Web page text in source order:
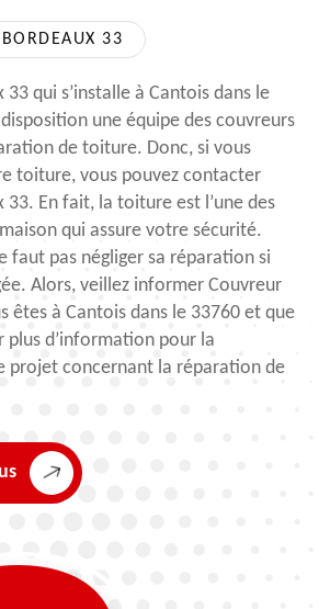
33
qui s’installe à Cantois dans le
une équipe des couvreurs
de toiture. Donc, si vous
toiture, vous pouvez contacter
33. En fait, la toiture est l’une des
qui assure votre sécurité.
faut pas négliger sa réparation si
Alors, veillez informer Couvreur
êtes à Cantois dans le 33760 et que
plus d’information pour la
projet concernant la réparation de